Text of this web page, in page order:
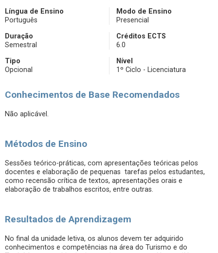
Língua de Ensino
Português
Modo de Ensino
Presencial
Duração
Semestral
Créditos ECTS
6.0
Tipo
Opcional
Nível
1º Ciclo - Licenciatura
Conhecimentos de Base Recomendados
Não aplicável.
Métodos de Ensino
Sessões teórico-práticas, com apresentações teóricas pelos
docentes e elaboração de pequenas tarefas pelos estudantes,
como recensão crítica de textos, apresentações orais e
elaboração de trabalhos escritos, entre outras.
Resultados de Aprendizagem
No final da unidade letiva, os alunos devem ter adquirido
conhecimentos e competências na área do Turismo e do